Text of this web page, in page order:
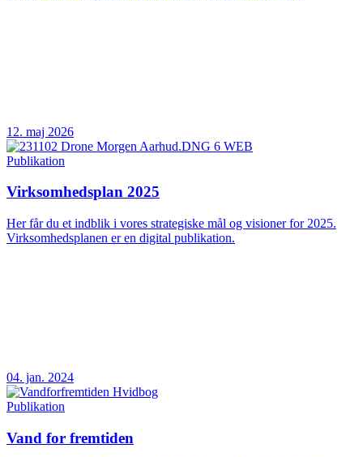
12. maj 2026
Publikation
Virksomhedsplan 2025
Her får du et indblik i vores strategiske mål og visioner for 2025.
Virksomhedsplanen er en digital publikation.
04. jan. 2024
Publikation
Vand for fremtiden